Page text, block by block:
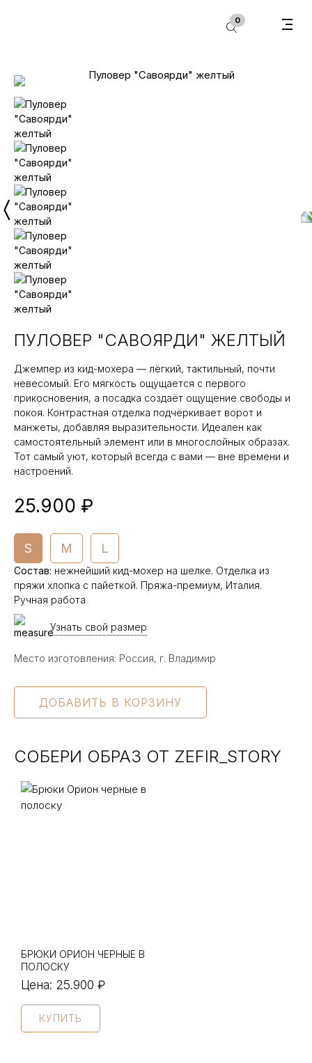
0В корзину
ПУЛОВЕР "САВОЯРДИ" ЖЕЛТЫЙ
Джемпер из кид-мохера — лёгкий, тактильный, почти
невесомый. Его мягкость ощущается с первого
прикосновения, а посадка создаёт ощущение свободы и
покоя. Контрастная отделка подчёркивает ворот и
манжеты, добавляя выразительности. Идеален как
самостоятельный элемент или в многослойных образах.
Тот самый уют, который всегда с вами — вне времени и
настроений.
25.900 ₽
S M L
Состав: нежнейший кид-мохер на шелке. Отделка из
пряжи хлопка с пайеткой. Пряжа-премиум, Италия.
Ручная работа
Узнать свой размер
Место изготовления: Россия, г. Владимир
СОБЕРИ ОБРАЗ ОТ ZEFIR_STORY
БРЮКИ ОРИОН ЧЕРНЫЕ В
ПОЛОСКУ
Цена: 25.900 ₽
КУПИТЬ